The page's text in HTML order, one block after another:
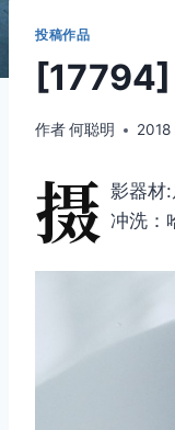
投稿作品
[17794]
作者何聪明 2018
摄 影器材
冲洗：